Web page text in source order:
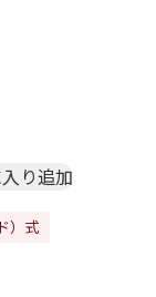
り追加
）式